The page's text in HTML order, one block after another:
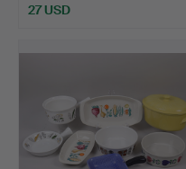
27 USD